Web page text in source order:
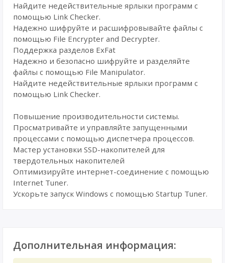
Найдите недействительные ярлыки программ с
помощью Link Checker.
Надежно шифруйте и расшифровывайте файлы с
помощью File Encrypter and Decrypter.
Поддержка разделов ExFat
Надежно и безопасно шифруйте и разделяйте
файлы с помощью File Manipulator.
Найдите недействительные ярлыки программ с
помощью Link Checker.
Повышение производительности системы.
Просматривайте и управляйте запущенными
процессами с помощью диспетчера процессов.
Мастер установки SSD-накопителей для
твердотельных накопителей
Оптимизируйте интернет-соединение с помощью
Internet Tuner.
Ускорьте запуск Windows с помощью Startup Tuner.
Дополнительная информация: